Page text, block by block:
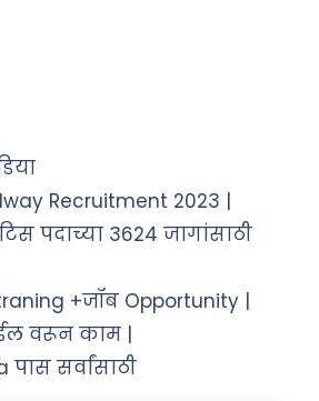
Recruitment 2023 |
पदाच्या 3624 जागांसाठी
+जॉब Opportunity |
वरून काम |
पास सर्वांसाठी